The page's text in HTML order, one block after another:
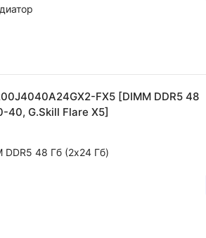
FX5 [DIMM DDR5 48
40, G.Skill Flare X5]
DDR5 48 Гб (2x24 Гб)